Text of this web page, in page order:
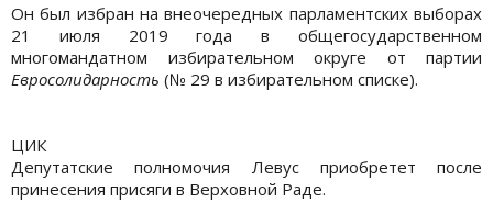
Он был избран на внеочередных парламентских выборах
21 июля 2019 года в общегосударственном
многомандатном избирательном округе от партии
Евросолидарность (№ 29 в избирательном списке).
ЦИК
Депутатские полномочия Левус приобретет после
принесения присяги в Верховной Раде.